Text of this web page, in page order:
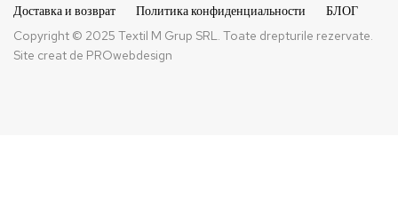
Доставка и возврат
Политика конфиденциальности
БЛОГ
Copyright © 2025 Textil M Grup SRL. Toate drepturile rezervate.
Site creat de PROwebdesign